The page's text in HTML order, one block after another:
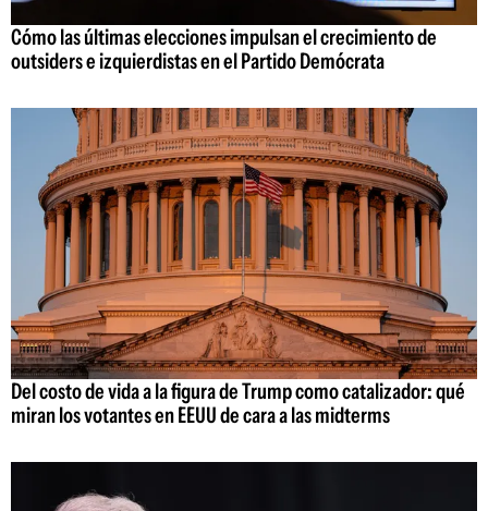
Cómo las últimas elecciones impulsan el crecimiento de
outsiders e izquierdistas en el Partido Demócrata
Del costo de vida a la figura de Trump como catalizador: qué
miran los votantes en EEUU de cara a las midterms